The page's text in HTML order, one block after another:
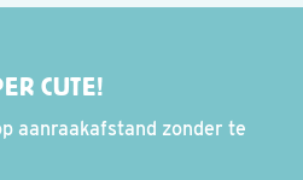
CUTE!
aanraakafstand zonder te